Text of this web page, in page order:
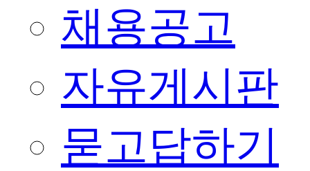
채용공고
자유게시판
묻고답하기